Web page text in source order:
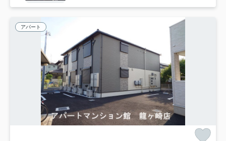
アパート